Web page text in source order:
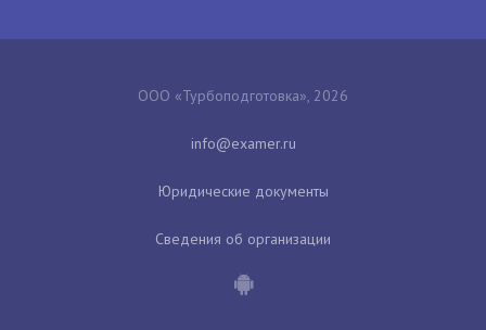
ООО «Турбоподготовка», 2026
Юридические документы
Сведения об организации